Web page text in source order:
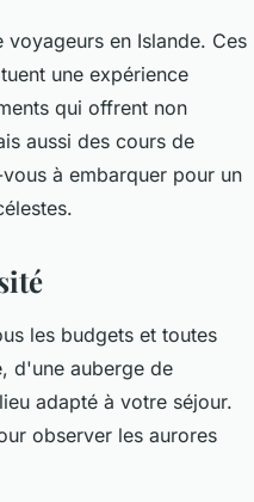
en Islande. Ces
une expérience
qui offrent non
aussi des cours de
à embarquer pour un
les budgets et toutes
d'une auberge de
adapté à votre séjour.
observer les aurores